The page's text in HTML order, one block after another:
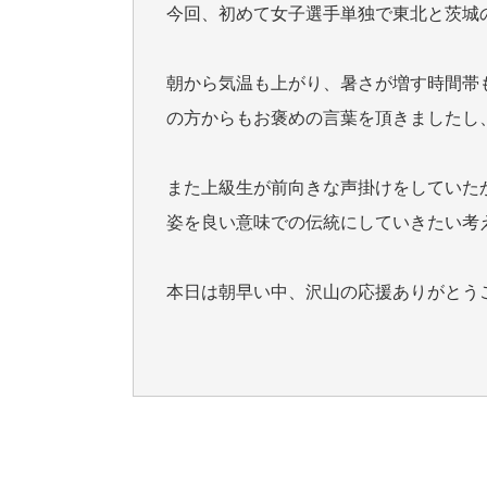
今回、初めて女子選手単独で東北と茨
朝から気温も上がり、暑さが増す時間
の方からもお褒めの言葉を頂きました
また上級生が前向きな声掛けをしてい
姿を良い意味での伝統にしていきたい考
本日は朝早い中、沢山の応援ありがとう